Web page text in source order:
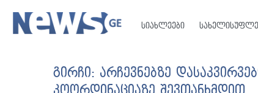
სიახლეები
გირჩი: არჩევნებზე